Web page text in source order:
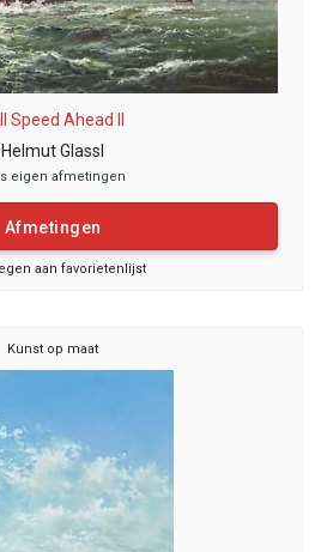
Speed Ahead II
Helmut Glassl
eigen afmetingen
Afmetingen
aan favorietenlijst
Kunst op maat